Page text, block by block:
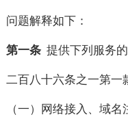
问题解释如下：
第一条 提供下列服务
二百八十六条之一第一
（一）网络接入、域